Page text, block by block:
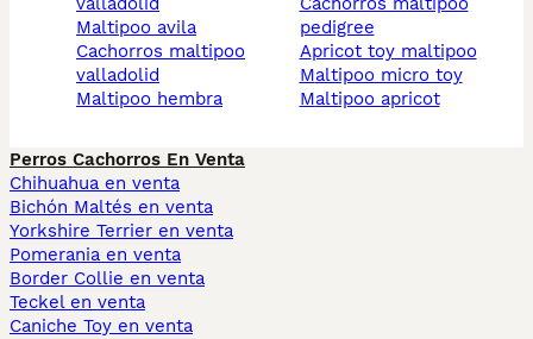
maltipoo avila
cachorros maltipoo
valladolid
maltipoo hembra
pedigree
apricot toy maltipoo
maltipoo micro toy
maltipoo apricot
Perros Cachorros En Venta
Chihuahua en venta
Bichón Maltés en venta
Yorkshire Terrier en venta
Pomerania en venta
Border Collie en venta
Teckel en venta
Caniche Toy en venta